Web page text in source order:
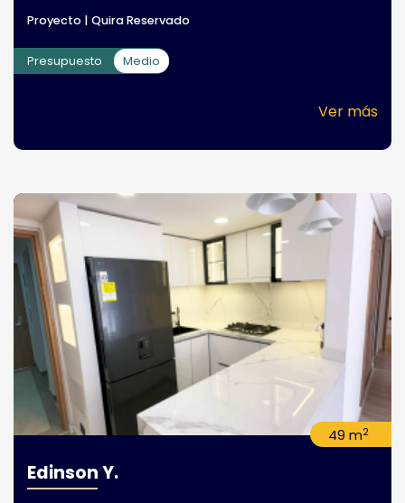
Proyecto | Quira Reservado
Presupuesto Medio
Ver más
49 m2
Edinson Y.